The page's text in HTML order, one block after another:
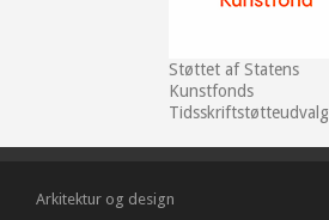
Støttet af Statens
Kunstfonds
Tidsskriftstøtteudvalg
Arkitektur og design